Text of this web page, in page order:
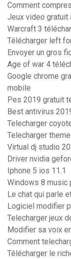
Comment
Jeux video gratuit
Warcraft 3
Télécharger left
Envoyer un gros
Age of war 4
Google chrome
mobile
Pes 2019 gratuit
Best antivirus
Telecharger
Telecharger
Virtual dj studio
Driver nvidia
Iphone 5 ios 11.1
Windows 8 music
Le chat qui parle
Logiciel modifier
Telecharger jeux
Modifier sa voix
Comment
Télécharger le